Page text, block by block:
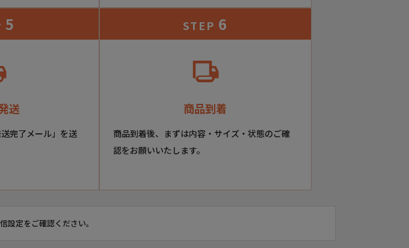
5
送
完了メール」を送
STEP 6
商品到着
商品到着後、まずは内容・サイズ・状態のご確
認をお願いいたします。
設定をご確認ください。